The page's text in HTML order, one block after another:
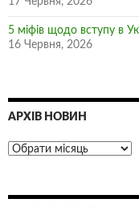
5 міфів щодо вступу в
16 Червня, 2026
АРХІВ НОВИН